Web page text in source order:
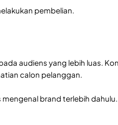
pembelian.
audiens yang lebih luas.
calon pelanggan.
brand terlebih dahulu.